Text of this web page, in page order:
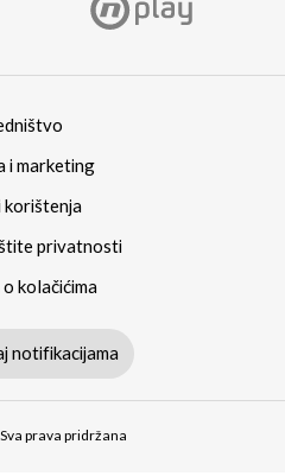
i marketing
korištenja
privatnosti
kolačićima
notifikacijama
prava pridržana